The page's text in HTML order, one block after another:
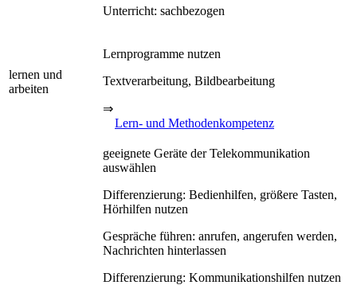
Unterricht: sachbezogen
lernen und
arbeiten
Lernprogramme nutzen
Textverarbeitung, Bildbearbeitung
⇒
Lern- und Methodenkompetenz
geeignete Geräte der Telekommunikation
auswählen
Differenzierung: Bedienhilfen, größere Tasten,
Hörhilfen nutzen
Gespräche führen: anrufen, angerufen werden,
Nachrichten hinterlassen
Differenzierung: Kommunikationshilfen nutzen